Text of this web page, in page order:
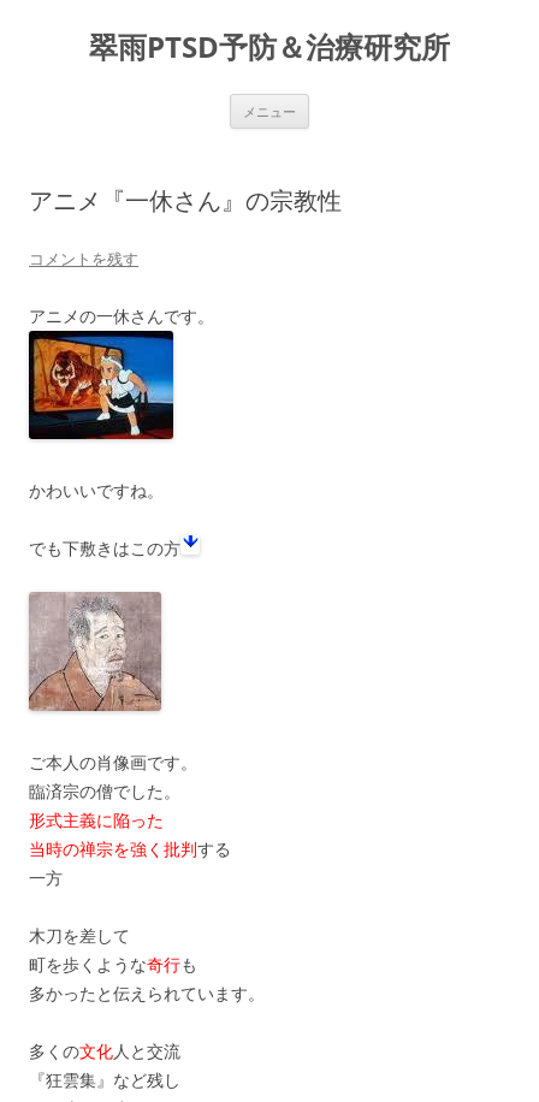
翠雨PTSD予防＆治療研究所
メニュー
アニメ『一休さん』の宗教性
コメントを残す
アニメの一休さんです。
かわいいですね。
でも下敷きはこの方
ご本人の肖像画です。
臨済宗の僧でした。
形式主義に陥った
当時の禅宗を強く批判する
一方
木刀を差して
町を歩くような奇行も
多かったと伝えられています。
多くの文化人と交流
『狂雲集』など残し